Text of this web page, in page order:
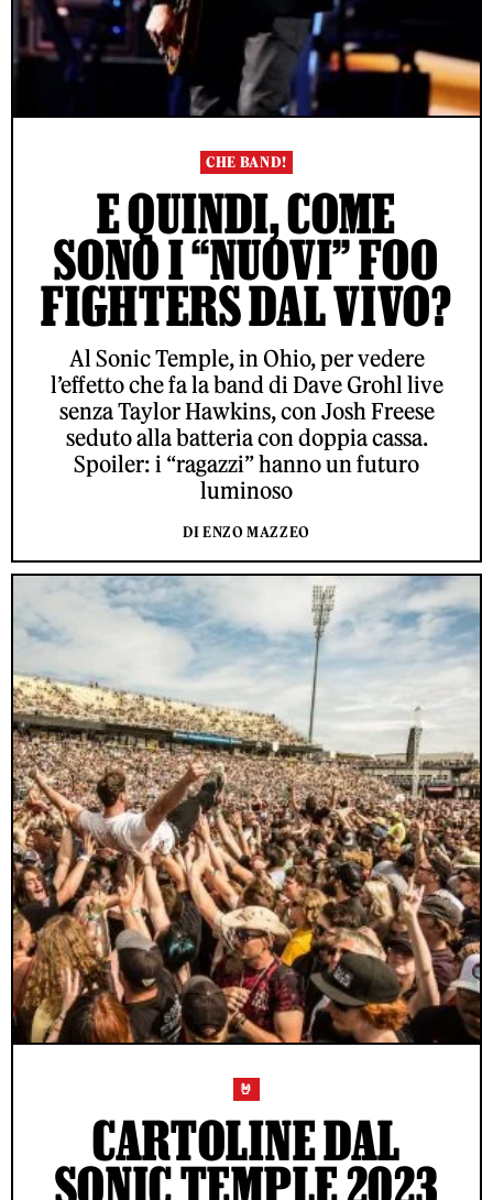
CHE BAND!
E QUINDI, COME
SONO I “NUOVI” FOO
FIGHTERS DAL VIVO?
Al Sonic Temple, in Ohio, per vedere
l’effetto che fa la band di Dave Grohl live
senza Taylor Hawkins, con Josh Freese
seduto alla batteria con doppia cassa.
Spoiler: i “ragazzi” hanno un futuro
luminoso
DI ENZO MAZZEO
🤘
CARTOLINE DAL
SONIC TEMPLE 2023